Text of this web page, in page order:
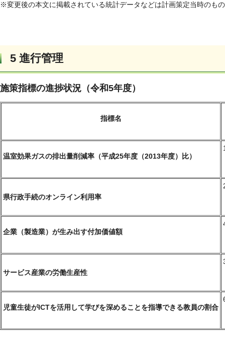
※変更後の本文に掲載されている統計データなどは計画策定当時のも
5 進行管理
施策指標の進捗状況（令和5年度）
指標名
温室効果ガスの排出量削減率（平成25年度（2013年度）比）
県行政手続のオンライン利用率
企業（製造業）が生み出す付加価値額
サービス産業の労働生産性
児童生徒がICTを活用して学びを深めることを指導できる教員の割合